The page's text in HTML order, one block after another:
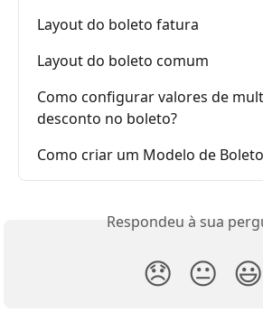
Layout do boleto fatura
Layout do boleto comum
Como configurar valores de
desconto no boleto?
Como criar um Modelo de
Respondeu à sua
😞 😐 😃